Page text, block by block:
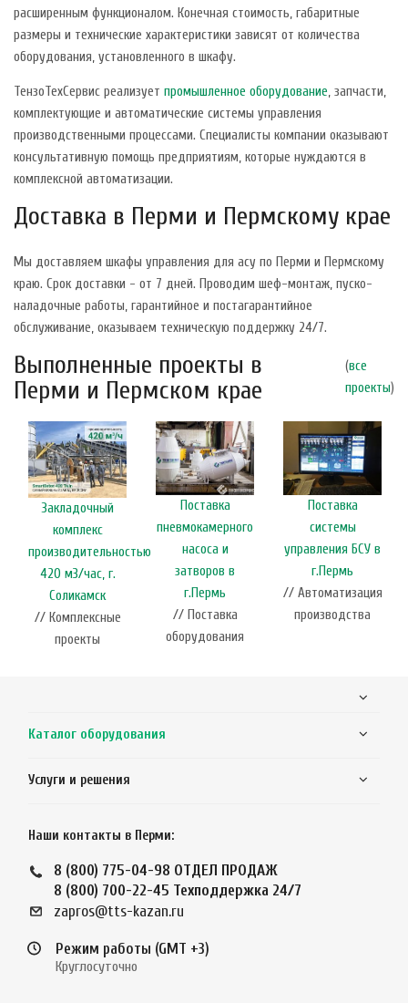
расширенным функционалом. Конечная стоимость, габаритные
размеры и технические характеристики зависят от количества
оборудования, установленного в шкафу.
ТензоТехСервис реализует промышленное оборудование, запчасти,
комплектующие и автоматические системы управления
производственными процессами. Специалисты компании оказывают
консультативную помощь предприятиям, которые нуждаются в
комплексной автоматизации.
Доставка в Перми и Пермскому крае
Мы доставляем шкафы управления для асу по Перми и Пермскому
краю. Срок доставки - от 7 дней. Проводим шеф-монтаж, пуско-
наладочные работы, гарантийное и постагарантийное
обслуживание, оказываем техническую поддержку 24/7.
Выполненные проекты в
Перми и Пермском крае
(все
проекты)
Закладочный
комплекс
производительностью
420 м3/час, г.
Соликамск
// Комплексные
проекты
Поставка
пневмокамерного
насоса и
затворов в
г.Пермь
// Поставка
оборудования
Поставка
системы
управления БСУ в
г.Пермь
// Автоматизация
производства
Каталог оборудования
Услуги и решения
Наши контакты в Перми:
8 (800) 775-04-98 ОТДЕЛ ПРОДАЖ
8 (800) 700-22-45 Техподдержка 24/7
zapros@tts-kazan.ru
Режим работы (GMT +3)
Круглосуточно